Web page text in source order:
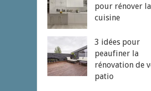
pour rénover la
cuisine
3 idées pour
peaufiner la
rénovation de
patio